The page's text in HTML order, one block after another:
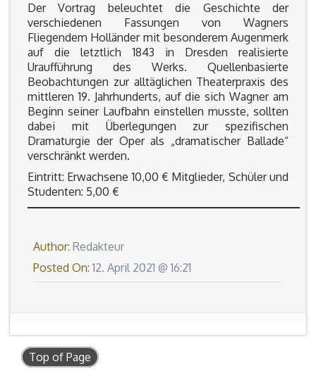
Der Vortrag beleuchtet die Geschichte der
verschiedenen Fassungen von Wagners
Fliegendem Holländer mit besonderem Augenmerk
auf die letztlich 1843 in Dresden realisierte
Uraufführung des Werks. Quellenbasierte
Beobachtungen zur alltäglichen Theaterpraxis des
mittleren 19. Jahrhunderts, auf die sich Wagner am
Beginn seiner Laufbahn einstellen musste, sollten
dabei mit Überlegungen zur spezifischen
Dramaturgie der Oper als „dramatischer Ballade“
verschränkt werden.
Eintritt: Erwachsene 10,00 € Mitglieder, Schüler und
Studenten: 5,00 €
Author: Redakteur
Posted On:12. April 2021 @ 16:21
Top of Page